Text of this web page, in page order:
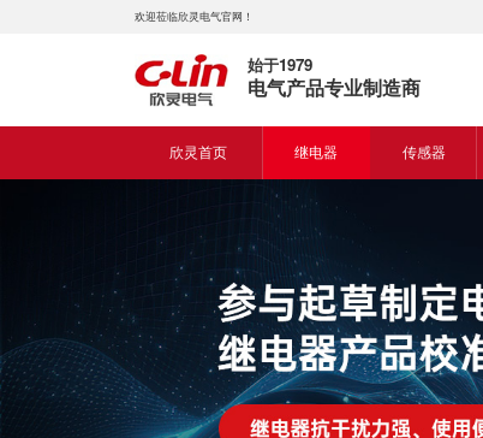
欢迎莅临欣灵电气官网！
始于1979
电气产品专业制造商
欣灵首页 继电器
时间继电器
固体继电器
计数继电器
液位继电器
传感器
光电开关
编码器
热电偶